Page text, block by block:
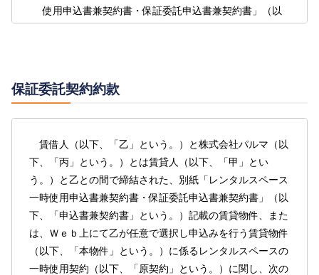
使用申込書兼契約書・保証委託申込書兼契約書」（以
託契約（以下、「本保証委託契約」という。）を締結
① 乙は、丙に対し、申込書兼契約書に記載された初回
保証委託手数料を本保証契約締結時に支払うものと
する。
② 乙は、丙に対し、本保証委託契約締結時より本契約
が終了するまでの間、申込書兼契約書に記載された
保証委託料を毎月、丙の指定する方法に従い支払う
ものとする。
保証委託契約約款
賃借人（以下、「乙」という。）と株式会社パルマ（以
下、「丙」という。）とは賃貸人（以下、「甲」とい
う。）と乙との間で締結された、別紙「レンタルスペース
一時使用申込書兼契約書・保証委託申込書兼契約書」（以
下、「申込書兼契約書」という。）記載の賃貸物件、また
は、Ｗｅｂ上にて乙が任意で選択し申込みを行う賃貸物件
（以下、「本物件」という。）に係るレンタルスペースの
一時使用契約（以下、「原契約」という。）に関し、次の